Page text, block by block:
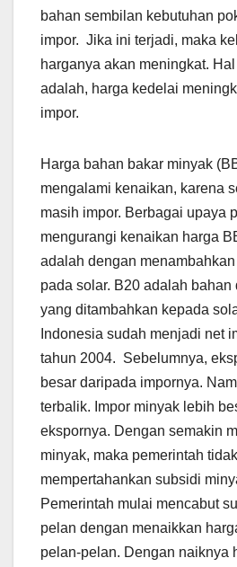
bahan sembilan kebutuhan
impor. Jika ini terjadi, maka
harganya akan meningkat.
adalah, harga kedelai
impor.
Harga bahan bakar minyak
mengalami kenaikan, karena
masih impor. Berbagai upaya
mengurangi kenaikan harga
adalah dengan
pada solar. B20 adalah bahan
yang ditambahkan kepada
Indonesia sudah menjadi net
tahun 2004. Sebelumnya,
besar daripada impornya.
terbalik. Impor minyak lebih
ekspornya. Dengan semakin
minyak, maka pemerintah
mempertahankan subsidi
Pemerintah mulai mencabut
pelan dengan menaikkan
pelan-pelan. Dengan naiknya